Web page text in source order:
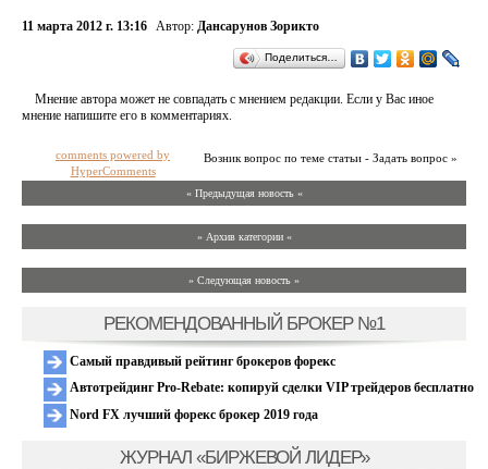
11 марта 2012 г. 13:16 Автор: Дансарунов Зорикто
Поделиться…
Мнение автора может не совпадать с мнением редакции. Если у Вас иное
мнение напишите его в комментариях.
Возник вопрос по теме статьи - Задать вопрос »
comments powered by
HyperComments
« Предыдущая новость «
» Архив категории «
» Следующая новость »
РЕКОМЕНДОВАННЫЙ БРОКЕР №1
Самый правдивый рейтинг брокеров форекс
Автотрейдинг Pro-Rebate: копируй сделки VIP трейдеров бесплатно
Nord FX лучший форекс брокер 2019 года
ЖУРНАЛ «БИРЖЕВОЙ ЛИДЕР»